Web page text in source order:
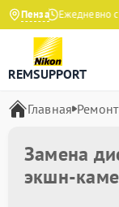
ПензаЕжедневно с
REMSUPPORT
Главная
Замена
экшн-